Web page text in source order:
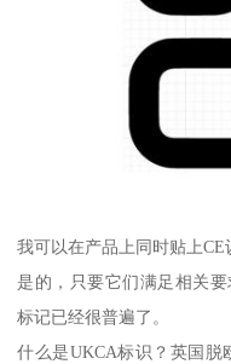
我可以在产品上同时贴上
是的，只要它们满足相关
标记已经很普遍了。
什么是UKCA标识？英国脱